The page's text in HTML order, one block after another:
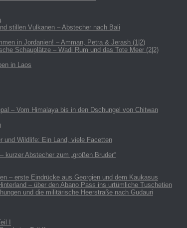
stillen Vulkanen – Abstecher nach Bali
in Jordanien! – Amman, Petra & Jerash (1|2)
Schauplätze – Wadi Rum und das Tote Meer (2|2)
in Laos
– Vom Himalaya bis in den Dschungel von Chitwan
und Wildlife: Ein Land, viele Facetten
kurzer Abstecher zum „großen Bruder“
– erste Eindrücke aus Georgien und dem Kaukasus
– über den Abano Pass ins urtümliche Tuschetien
und die militärische Heerstraße nach Gudauri
I